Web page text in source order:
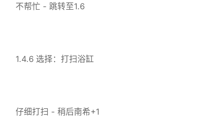
不帮忙 - 跳转至1.6
1.4.6 选择：打扫浴缸
仔细打扫 - 稍后南希+1